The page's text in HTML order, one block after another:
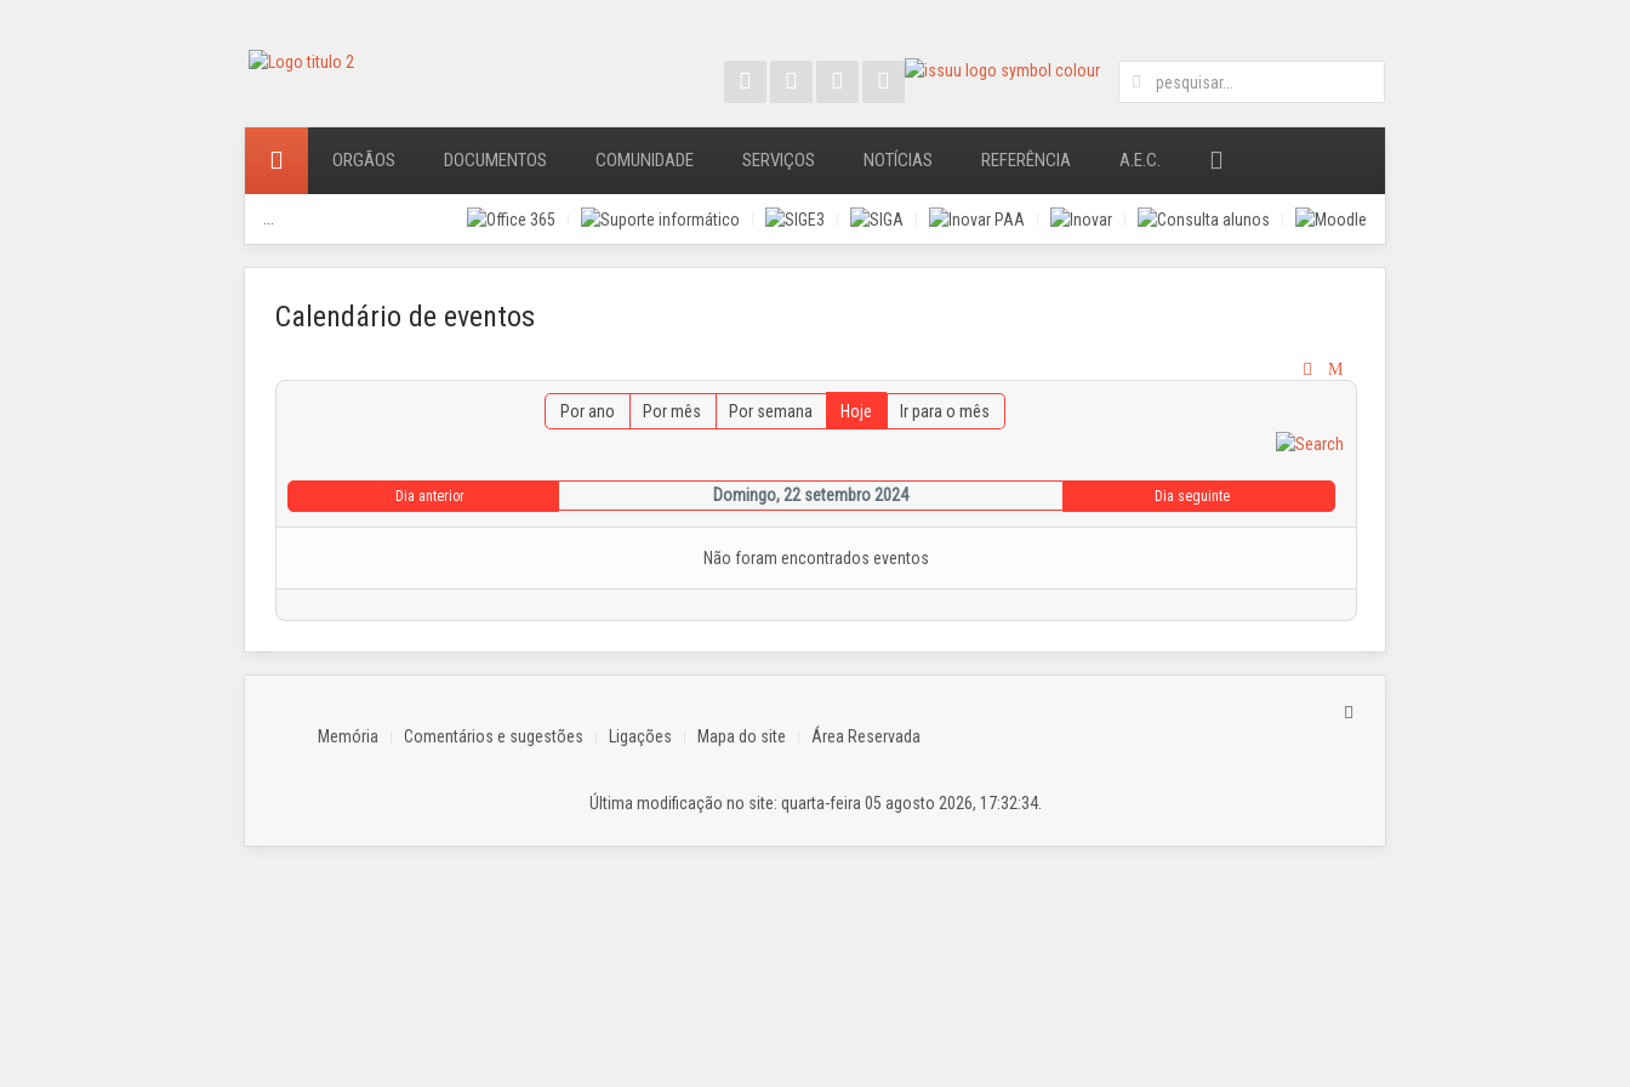
ORGÃOS DOCUMENTOS COMUNIDADE SERVIÇOS NOTÍCIAS REFERÊNCIA A.E.C.
Calendário de eventos
Por ano Por mês Por semana Hoje Ir para o mês
Dia anterior Domingo, 22 setembro 2024 Dia seguinte
Não foram encontrados eventos
Memória Comentários e sugestões Ligações Mapa do site Área Reservada
Última modificação no site: quarta-feira 05 agosto 2026, 17:32:34.